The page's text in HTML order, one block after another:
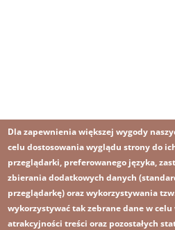
Dla zapewnienia większej wygody
celu dostosowania wyglądu strony do
przeglądarki, preferowanego języka,
zbierania dodatkowych danych
przeglądarkę) oraz wykorzystywania
wykorzystywać tak zebrane dane w
atrakcyjności treści oraz pozostałych